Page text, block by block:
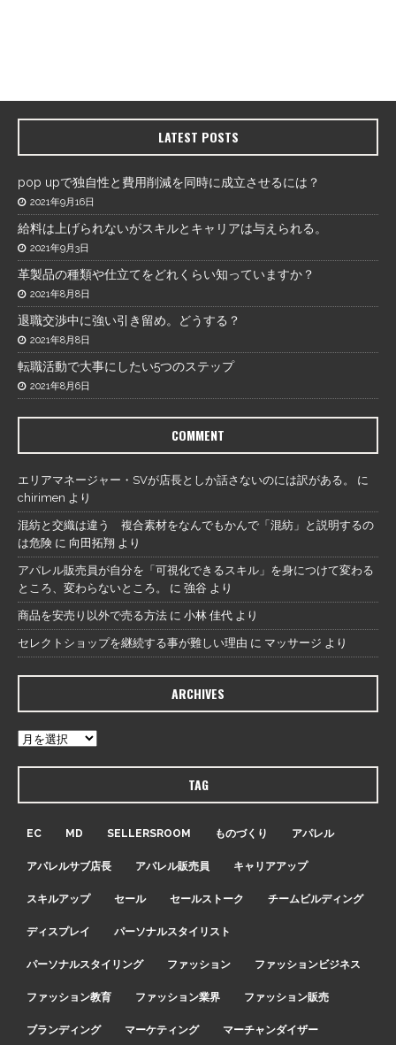
LATEST POSTS
pop upで独自性と費用削減を同時に成立させるには？
2021年9月16日
給料は上げられないがスキルとキャリアは与えられる。
2021年9月3日
革製品の種類や仕立てをどれくらい知っていますか？
2021年8月8日
退職交渉中に強い引き留め。どうする？
2021年8月8日
転職活動で大事にしたい5つのステップ
2021年8月6日
COMMENT
エリアマネージャー・SVが店長としか話さないのには訳がある。
に
chirimen より
混紡と交織は違う 複合素材をなんでもかんで「混紡」と説明するの
は危険 に 向田拓翔 より
アパレル販売員が自分を「可視化できるスキル」を身につけて変わる
ところ、変わらないところ。
に 強谷 より
商品を安売り以外で売る方法 に 小林 佳代 より
セレクトショップを継続する事が難しい理由 に マッサージ より
ARCHIVES
TAG
EC MD SELLERSROOM ものづくり アパレル
アパレルサブ店長 アパレル販売員 キャリアアップ
スキルアップ セール セールストーク チームビルディング
ディスプレイ パーソナルスタイリスト
パーソナルスタイリング ファッション ファッションビジネス
ファッション教育 ファッション業界 ファッション販売
ブランディング マーケティング マーチャンダイザー